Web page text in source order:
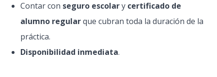
Contar con seguro escolary certificado de
alumno regularque cubran toda la duración de la
práctica.
Disponibilidad inmediata.